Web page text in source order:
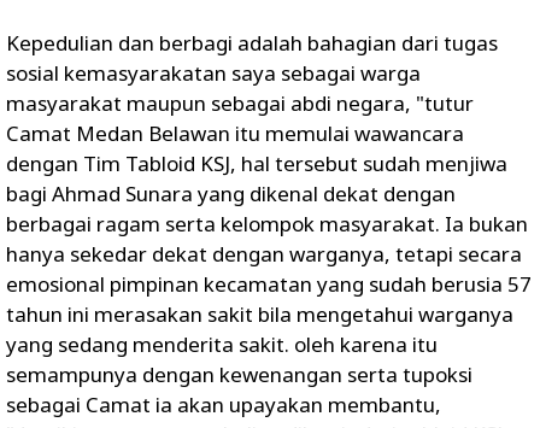
Kepedulian dan berbagi adalah bahagian dari tugas
sosial kemasyarakatan saya sebagai warga
masyarakat maupun sebagai abdi negara, "tutur
Camat Medan Belawan itu memulai wawancara
dengan Tim Tabloid KSJ, hal tersebut sudah menjiwa
bagi Ahmad Sunara yang dikenal dekat dengan
berbagai ragam serta kelompok masyarakat. Ia bukan
hanya sekedar dekat dengan warganya, tetapi secara
emosional pimpinan kecamatan yang sudah berusia 57
tahun ini merasakan sakit bila mengetahui warganya
yang sedang menderita sakit. oleh karena itu
semampunya dengan kewenangan serta tupoksi
sebagai Camat ia akan upayakan membantu,